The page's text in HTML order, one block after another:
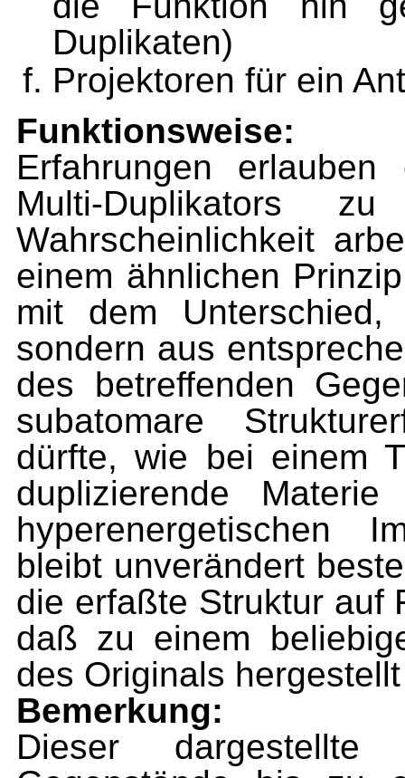
Duplikaten)
Projektoren für ein
Funktionsweise:
Erfahrungen
Multi-Duplikators
Wahrscheinlichkeit
einem ähnlichen
mit dem
sondern aus
des betreffenden
subatomare
dürfte, wie bei einem
duplizierende
hyperenergetischen
bleibt unverändert
die erfaßte Struktur auf
daß zu einem
des Originals
Bemerkung:
Dieser